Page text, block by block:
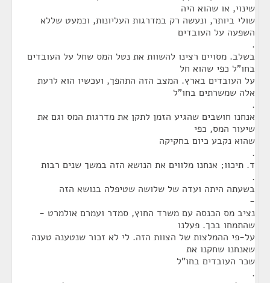
שינוי, או שהוא היה
שולי ביותר, ונעשה רק במדרגות העליונות, וכמעט שללא
השפעה על העובדים
.
בשלב. מסויים רצינו להשוות את נטל המס שחל על העובדים
בחו"ל כפי שהוא חל
על העובדים בארץ. המצב הזה התהפך, ועכשיו הוא לרעת
אלה שמשרתים בחו"ל
.
אנחנו חושבים שהגיע הזמן לתקן את מדרגות המס וגם את
שיעור המס, כפי
שהוא נקבע כיום בחקיקה
.
ד. תיכוו; אנחנו מלווים את הנושא הזה במשך שנים רבות
.
בשעתה היתה ועדה של שלושה שטיפלה בנושא הזה
-
נציב מס הכנסה עם משרד החוץ, סמדר ועמרם אולמרט -
שהתמחו בכך. פעלנו
על-פי ההמלצות של הצוות הזה. לי לא זכור שנטענה טענה
שאנחנו שחקנו את
שכר העובדים בחו"ל
.